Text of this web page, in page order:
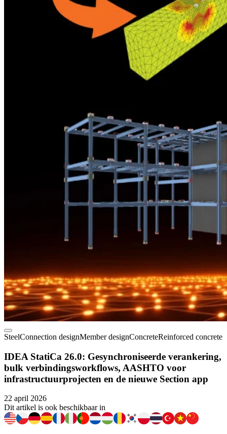
SteelConnection designMember designConcreteReinforced concrete
IDEA StatiCa 26.0: Gesynchroniseerde verankering,
bulk verbindingsworkflows, AASHTO voor
infrastructuurprojecten en de nieuwe Section app
22 april 2026
Dit artikel is ook beschikbaar in